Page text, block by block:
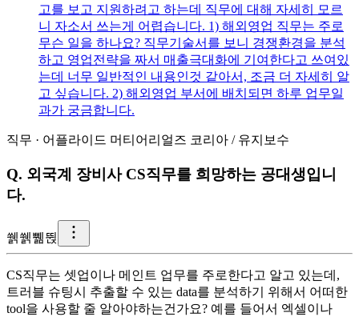
고를 보고 지원하려고 하는데 직무에 대해 자세히 모르
니 자소서 쓰는게 어렵습니다. 1) 해외영업 직무는 주로
무슨 일을 하나요? 직무기술서를 보니 경쟁환경을 분석
하고 영업전략을 짜서 매출극대화에 기여한다고 쓰여있
는데 너무 일반적인 내용인것 같아서, 조금 더 자세히 알
고 싶습니다. 2) 해외영업 부서에 배치되면 하루 업무일
과가 궁금합니다.
직무 · 어플라이드 머티어리얼즈 코리아 / 유지보수
Q. 외국계 장비사 CS직무를 희망하는 공대생입니
다.
쒥쒥쀎뛵
CS직무는 셋업이나 메인트 업무를 주로한다고 알고 있는데,
트러블 슈팅시 추출할 수 있는 data를 분석하기 위해서 어떠한
tool을 사용할 줄 알아야하는건가요? 예를 들어서 엑셀이나